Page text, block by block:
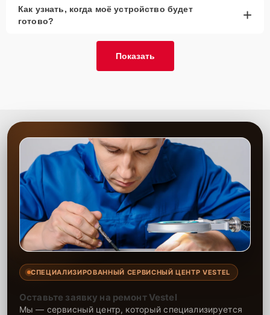
Как узнать, когда моё устройство будет
готово?
+
Показать
СПЕЦИАЛИЗИРОВАННЫЙ СЕРВИСНЫЙ ЦЕНТР VESTEL
Оставьте заявку на ремонт Vestel
Мы — сервисный центр, который специализируется